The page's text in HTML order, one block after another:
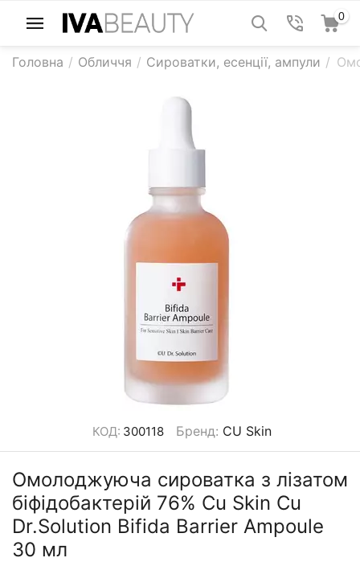
0
Головна / Обличчя / Сироватки, есенції, ампули /
КОД: 300118 Бренд: CU Skin
Омолоджуюча сироватка з лізатом
біфідобактерій 76% Cu Skin Cu
Dr.Solution Bifida Barrier Ampoule
30 мл